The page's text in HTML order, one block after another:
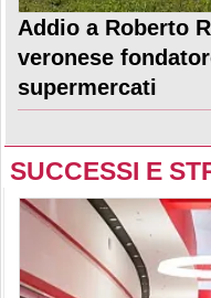
Addio a Roberto
veronese
supermercati
SUCCESSI E